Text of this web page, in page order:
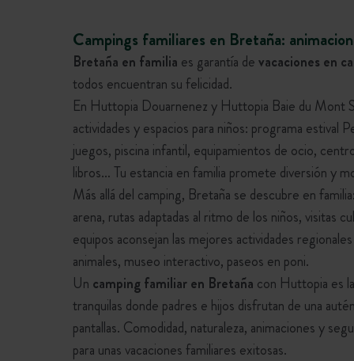
Campings familiares en Bretaña:
Bretaña en familia es garantía devacaciones en
todos encuentran su felicidad.
En Huttopia Douarnenez y Huttopia Baie du Mont
actividades y espacios para niños: programa estival
juegos, piscina infantil, equipamientos de ocio,
libros… Tu estancia en familia promete diversión y
Más allá del camping, Bretaña se descubre en
arena, rutas adaptadas al ritmo de los niños, visitas
equipos aconsejan las mejores actividades
animales, museo interactivo, paseos en poni.
Un camping familiar en Bretaña con Huttopia es
tranquilas donde padres e hijos disfrutan de una
pantallas. Comodidad, naturaleza, animaciones y
para unas vacaciones familiares exitosas.